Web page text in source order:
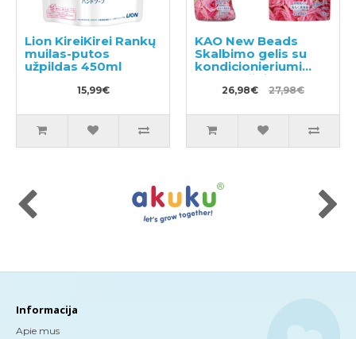
Lion KireiKirei Rankų
muilas-putos
užpildas 450ml
15,99€
KAO New Beads
Skalbimo gelis su
kondicionieriumi
740g + užpildas 650g
26,98€ 27,98€
Informacija
Apie mus